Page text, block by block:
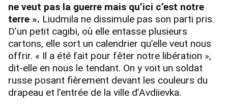
ne veut pas la guerre mais qu’ici c’est notre
terre ». Liudmila ne dissimule pas son parti pris.
D’un petit cagibi, où elle entasse plusieurs
cartons, elle sort un calendrier qu’elle veut nous
offrir. « Il a été fait pour fêter notre libération »,
dit-elle en nous le tendant. On y voit un soldat
russe posant fièrement devant les couleurs du
drapeau et l’entrée de la ville d’Avdiïevka.